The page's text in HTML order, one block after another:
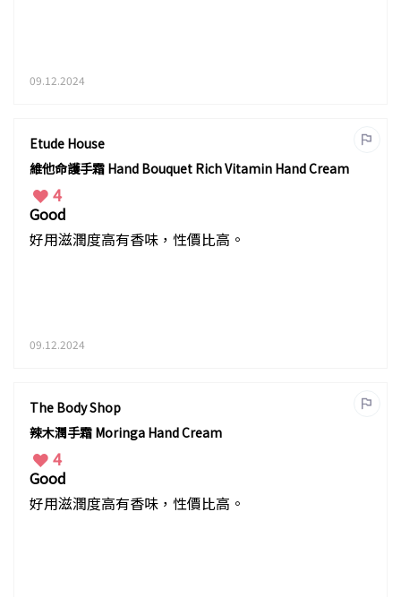
09.12.2024
Etude House
維他命護手霜 Hand Bouquet Rich Vitamin Hand Cream
4
Good
好用滋潤度高有香味，性價比高。
09.12.2024
The Body Shop
辣木潤手霜 Moringa Hand Cream
4
Good
好用滋潤度高有香味，性價比高。